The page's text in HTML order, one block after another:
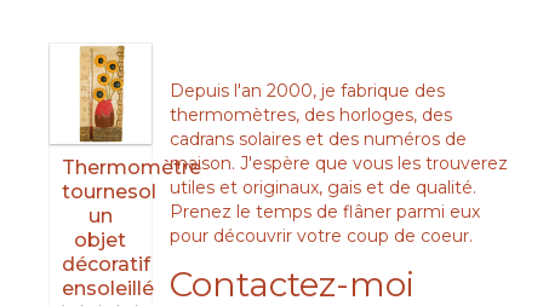
Thermomètre
tournesol
un
objet
décoratif
ensoleillé
Depuis l'an 2000, je fabrique des
thermomètres, des horloges, des
cadrans solaires et des numéros de
maison. J'espère que vous les trouverez
utiles et originaux, gais et de qualité.
Prenez le temps de flâner parmi eux
pour découvrir votre coup de coeur.
Contactez-moi